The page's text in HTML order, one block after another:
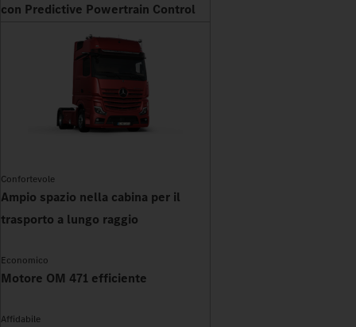
con Predictive Powertrain Control
Confortevole
Ampio spazio nella cabina per il
trasporto a lungo raggio
Economico
Motore OM 471 efficiente
Affidabile